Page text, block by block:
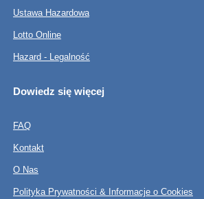
Ustawa Hazardowa
Lotto Online
Hazard - Legalność
Dowiedz się więcej
FAQ
Kontakt
O Nas
Polityka Prywatności & Informacje o Cookies